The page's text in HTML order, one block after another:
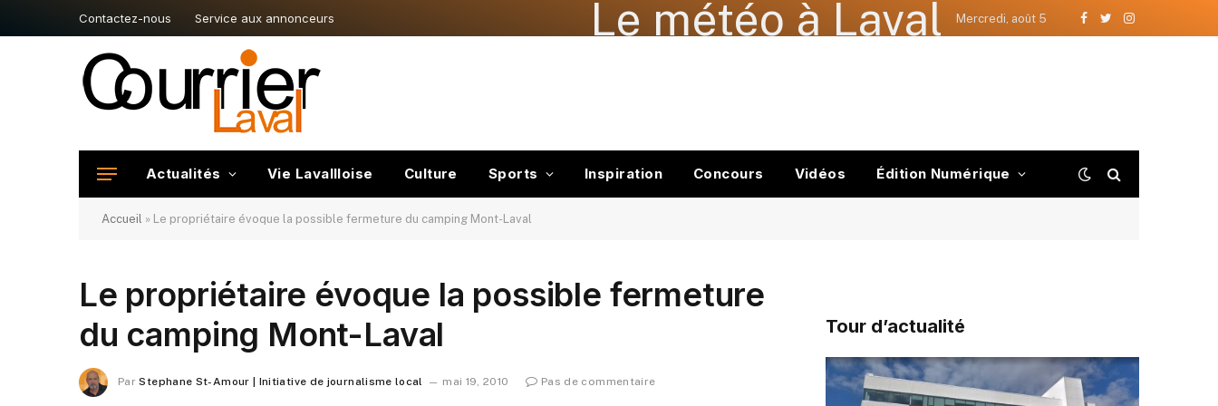
Contactez-nous Service aux annonceurs Le météo à Laval Mercredi, août 5
Facebook
TwitterInstagram
Actualités Vie Lavallloise Culture Sports Inspiration Concours Vidéos Édition Numérique
Accueil » Le propriétaire évoque la possible fermeture du camping Mont-Laval
Le propriétaire évoque la possible fermeture
du camping Mont-Laval
Par Stephane St-Amour | Initiative de journalisme local mai 19, 2010 Pas de commentaire
Tour d’actualité